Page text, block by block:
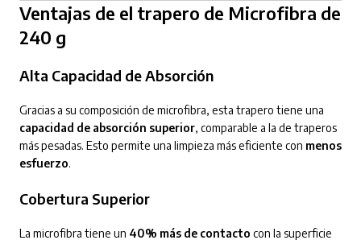
Ventajas de el trapero de Microfibra de
240 g
Alta Capacidad de Absorción
Gracias a su composición de microfibra, esta trapero tiene una
capacidad de absorción superior, comparable a la de traperos
más pesadas. Esto permite una limpieza más eficiente con menos
esfuerzo.
Cobertura Superior
La microfibra tiene un 40% más de contacto con la superficie